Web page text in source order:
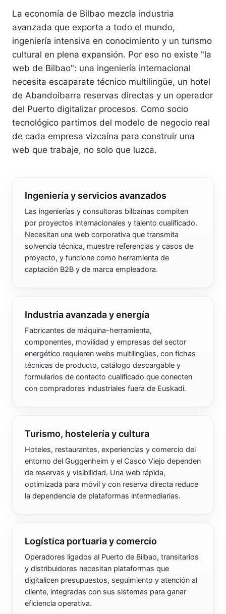
La economía de Bilbao mezcla industria
avanzada que exporta a todo el mundo,
ingeniería intensiva en conocimiento y un turismo
cultural en plena expansión. Por eso no existe "la
web de Bilbao": una ingeniería internacional
necesita escaparate técnico multilingüe, un hotel
de Abandoibarra reservas directas y un operador
del Puerto digitalizar procesos. Como socio
tecnológico partimos del modelo de negocio real
de cada empresa vizcaína para construir una
web que trabaje, no solo que luzca.
Ingeniería y servicios avanzados
Las ingenierías y consultoras bilbaínas compiten
por proyectos internacionales y talento cualificado.
Necesitan una web corporativa que transmita
solvencia técnica, muestre referencias y casos de
proyecto, y funcione como herramienta de
captación B2B y de marca empleadora.
Industria avanzada y energía
Fabricantes de máquina-herramienta,
componentes, movilidad y empresas del sector
energético requieren webs multilingües, con fichas
técnicas de producto, catálogo descargable y
formularios de contacto cualificado que conecten
con compradores industriales fuera de Euskadi.
Turismo, hostelería y cultura
Hoteles, restaurantes, experiencias y comercio del
entorno del Guggenheim y el Casco Viejo dependen
de reservas y visibilidad. Una web rápida,
optimizada para móvil y con reserva directa reduce
la dependencia de plataformas intermediarias.
Logística portuaria y comercio
Operadores ligados al Puerto de Bilbao, transitarios
y distribuidores necesitan plataformas que
digitalicen presupuestos, seguimiento y atención al
cliente, integradas con sus sistemas para ganar
eficiencia operativa.